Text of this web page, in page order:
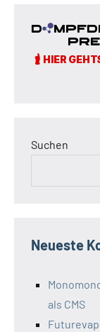
Suchen
Neueste
als CMS